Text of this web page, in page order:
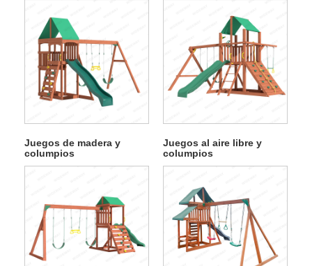
Juegos de madera y
columpios
Juegos al aire libre y
columpios